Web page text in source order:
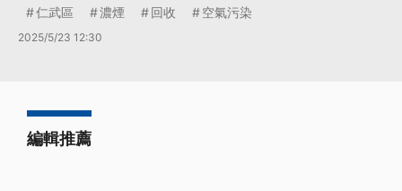
仁武區 濃煙 回收 空氣污染
2025/5/23 12:30
編輯推薦